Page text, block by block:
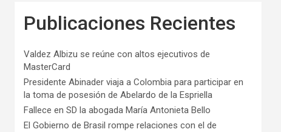
Publicaciones Recientes
Valdez Albizu se reúne con altos ejecutivos de
MasterCard
Presidente Abinader viaja a Colombia para participar en
la toma de posesión de Abelardo de la Espriella
Fallece en SD la abogada María Antonieta Bello
El Gobierno de Brasil rompe relaciones con el de